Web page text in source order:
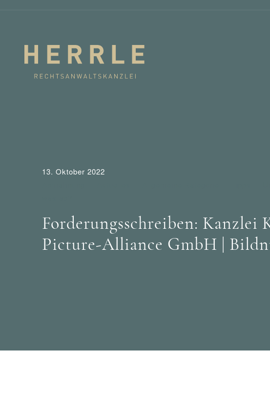
13. Oktober 2022
Forderungsschreiben: Kanzlei
Picture-Alliance GmbH |